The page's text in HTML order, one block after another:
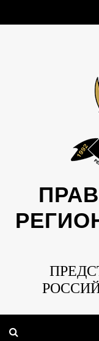
to